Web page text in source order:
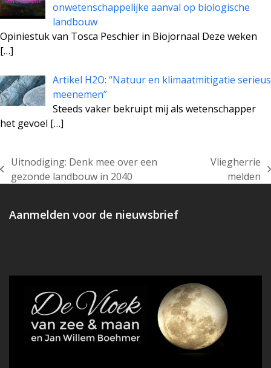
onwetenschappelijke aanval op biologische
landbouw
Opiniestuk van Tosca Peschier in Biojornaal Deze weken
[…]
Artikel H2O: “Natuur en klimaatmitigatie serieus
meenemen”
Steeds vaker bekruipt mij als wetenschapper
het gevoel […]
previous
Uitnodiging: Denk mee over een
gezonde landbouw in 2040
Vliegherrie
melden
Aanmelden voor de nieuwsbrief